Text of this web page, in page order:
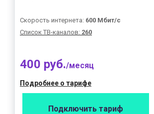
Скорость интернета: 600 Мбит/с
Список ТВ-каналов: 260
400 руб./месяц
Подробнее о тарифе
Подключить тариф